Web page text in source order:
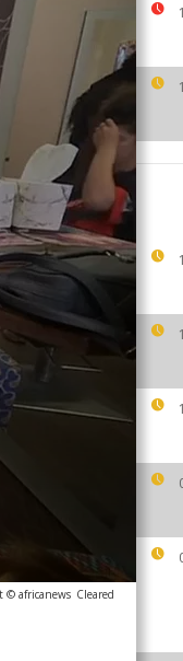
© africanews Cleared